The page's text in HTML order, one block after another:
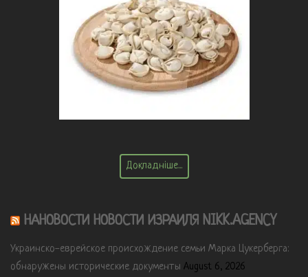
Докладніше...
НАНОВОСТИ НОВОСТИ ИЗРАИЛЯ NIKK.AGENCY
Украинско-еврейское происхождение семьи Марка Цукерберга:
обнаружены исторические документы August 6, 2026